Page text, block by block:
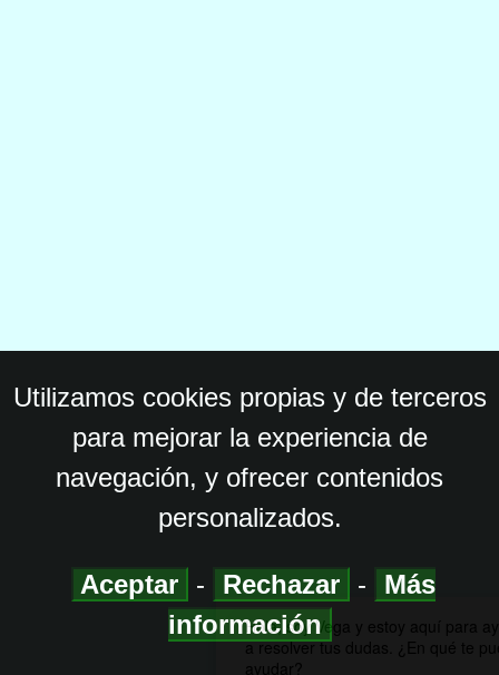
Utilizamos cookies propias y de terceros
para mejorar la experiencia de
navegación, y ofrecer contenidos
personalizados.
Aceptar - Rechazar -
Más
información